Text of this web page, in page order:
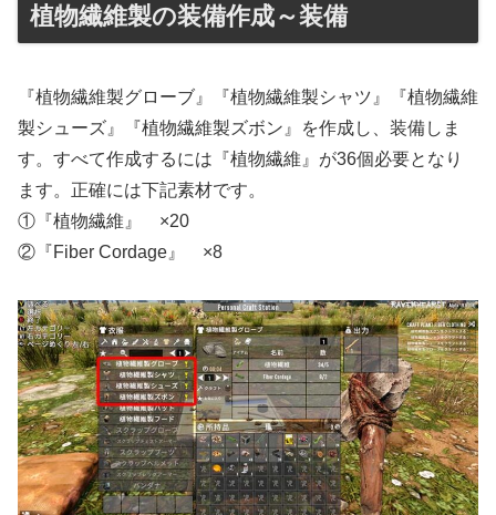
植物繊維製の装備作成～装備
『植物繊維製グローブ』『植物繊維製シャツ』『植物繊維
製シューズ』『植物繊維製ズボン』を作成し、装備しま
す。すべて作成するには『植物繊維』が36個必要となり
ます。正確には下記素材です。
①『植物繊維』 ×20
②『Fiber Cordage』 ×8